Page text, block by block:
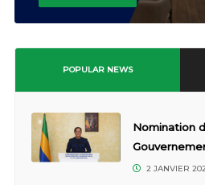
POPULAR NEWS
Nomination
2 JANVIER